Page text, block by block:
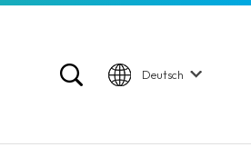
Deutsch